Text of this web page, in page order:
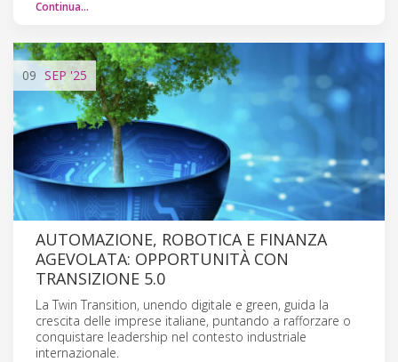
Continua…
09 SEP '25
AUTOMAZIONE, ROBOTICA E FINANZA
AGEVOLATA: OPPORTUNITÀ CON
TRANSIZIONE 5.0
La Twin Transition, unendo digitale e green, guida la
crescita delle imprese italiane, puntando a rafforzare o
conquistare leadership nel contesto industriale
internazionale.